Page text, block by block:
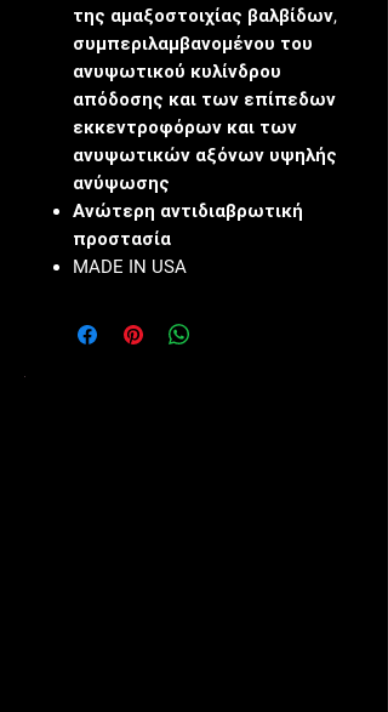
της αμαξοστοιχίας βαλβίδων,
συμπεριλαμβανομένου του
ανυψωτικού κυλίνδρου
απόδοσης και των επίπεδων
εκκεντροφόρων και των
ανυψωτικών αξόνων υψηλής
ανύψωσης
Ανώτερη αντιδιαβρωτική
προστασία
MADE IN USA